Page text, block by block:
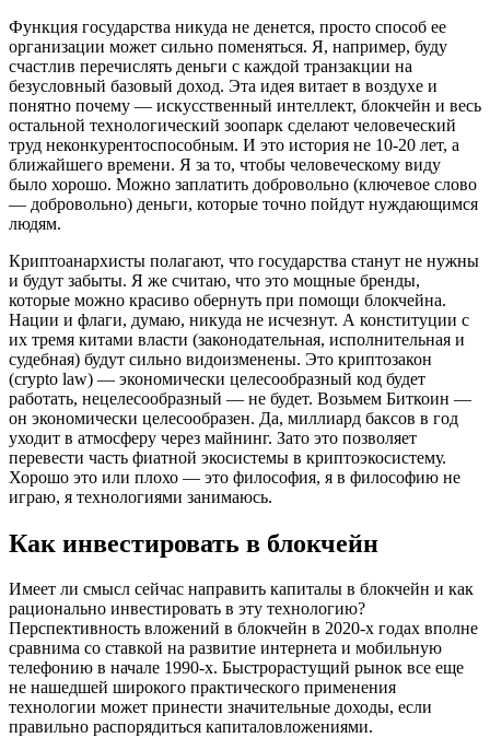
Функция государства никуда не денется, просто способ ее
организации может сильно поменяться. Я, например, буду
счастлив перечислять деньги с каждой транзакции на
безусловный базовый доход. Эта идея витает в воздухе и
понятно почему — искусственный интеллект, блокчейн и весь
остальной технологический зоопарк сделают человеческий
труд неконкурентоспособным. И это история не 10-20 лет, а
ближайшего времени. Я за то, чтобы человеческому виду
было хорошо. Можно заплатить добровольно (ключевое слово
— добровольно) деньги, которые точно пойдут нуждающимся
людям.
Криптоанархисты полагают, что государства станут не нужны
и будут забыты. Я же считаю, что это мощные бренды,
которые можно красиво обернуть при помощи блокчейна.
Нации и флаги, думаю, никуда не исчезнут. А конституции с
их тремя китами власти (законодательная, исполнительная и
судебная) будут сильно видоизменены. Это криптозакон
(crypto law) — экономически целесообразный код будет
работать, нецелесообразный — не будет. Возьмем Биткоин —
он экономически целесообразен. Да, миллиард баксов в год
уходит в атмосферу через майнинг. Зато это позволяет
перевести часть фиатной экосистемы в криптоэкосистему.
Хорошо это или плохо — это философия, я в философию не
играю, я технологиями занимаюсь.
Как инвестировать в блокчейн
Имеет ли смысл сейчас направить капиталы в блокчейн и как
рационально инвестировать в эту технологию?
Перспективность вложений в блокчейн в 2020-х годах вполне
сравнима со ставкой на развитие интернета и мобильную
телефонию в начале 1990-х. Быстрорастущий рынок все еще
не нашедшей широкого практического применения
технологии может принести значительные доходы, если
правильно распорядиться капиталовложениями.